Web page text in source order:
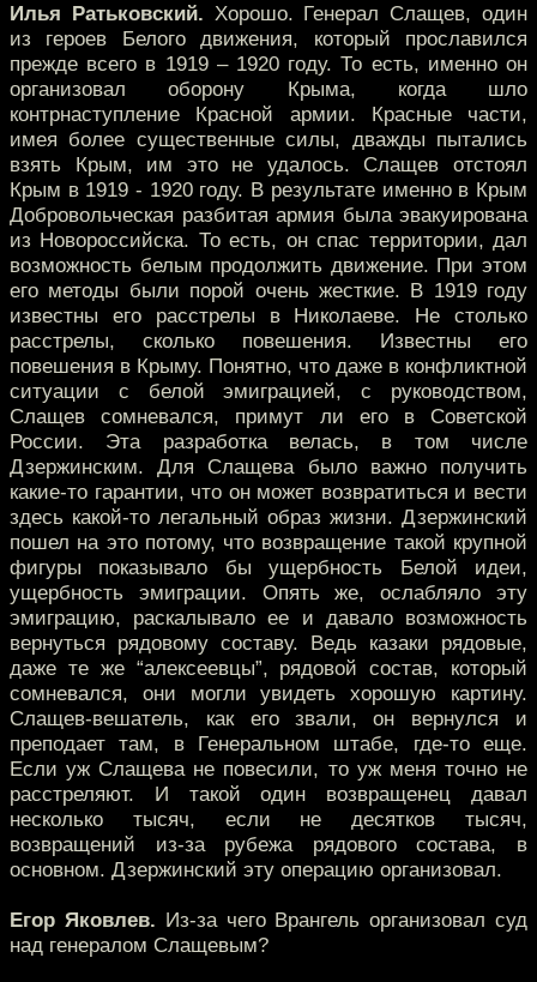
Илья Ратьковский. Хорошо. Генерал Слащев, один
из героев Белого движения, который прославился
прежде всего в 1919 – 1920 году. То есть, именно он
организовал оборону Крыма, когда шло
контрнаступление Красной армии. Красные части,
имея более существенные силы, дважды пытались
взять Крым, им это не удалось. Слащев отстоял
Крым в 1919 - 1920 году. В результате именно в Крым
Добровольческая разбитая армия была эвакуирована
из Новороссийска. То есть, он спас территории, дал
возможность белым продолжить движение. При этом
его методы были порой очень жесткие. В 1919 году
известны его расстрелы в Николаеве. Не столько
расстрелы, сколько повешения. Известны его
повешения в Крыму. Понятно, что даже в конфликтной
ситуации с белой эмиграцией, с руководством,
Слащев сомневался, примут ли его в Советской
России. Эта разработка велась, в том числе
Дзержинским. Для Слащева было важно получить
какие-то гарантии, что он может возвратиться и вести
здесь какой-то легальный образ жизни. Дзержинский
пошел на это потому, что возвращение такой крупной
фигуры показывало бы ущербность Белой идеи,
ущербность эмиграции. Опять же, ослабляло эту
эмиграцию, раскалывало ее и давало возможность
вернуться рядовому составу. Ведь казаки рядовые,
даже те же “алексеевцы”, рядовой состав, который
сомневался, они могли увидеть хорошую картину.
Слащев-вешатель, как его звали, он вернулся и
преподает там, в Генеральном штабе, где-то еще.
Если уж Слащева не повесили, то уж меня точно не
расстреляют. И такой один возвращенец давал
несколько тысяч, если не десятков тысяч,
возвращений из-за рубежа рядового состава, в
основном. Дзержинский эту операцию организовал.
Егор Яковлев. Из-за чего Врангель организовал суд
над генералом Слащевым?